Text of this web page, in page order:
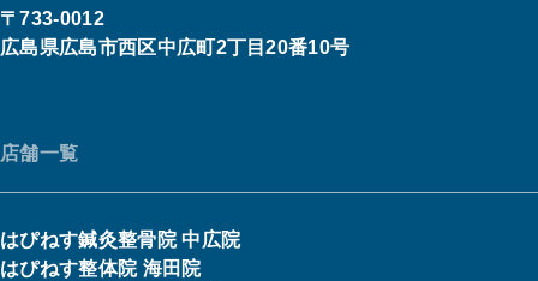
〒733-0012
広島県広島市西区中広町2丁目20番10号
店舗一覧
はぴねす鍼灸整骨院 中広院
はぴねす整体院 海田院